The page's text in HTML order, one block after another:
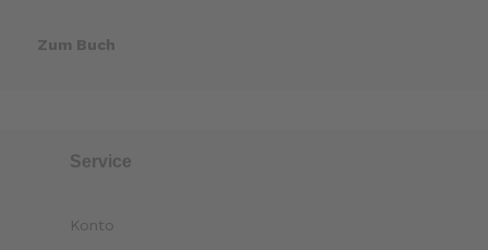
Zum Buch
Service
Konto